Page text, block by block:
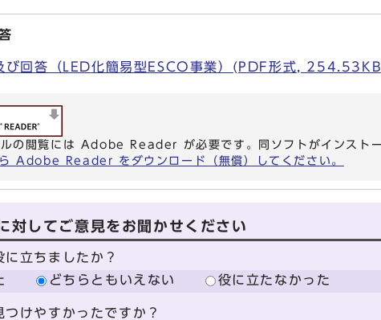
び回答（LED化簡易型ESCO事業）(PDF形式,
の閲覧には Adobe Reader が必要です。同ソフトがインスト
Adobe Reader をダウンロード（無償）してください。
対してご意見をお聞かせください
に立ちましたか？
どちらともいえない 役に立たなかった
つけやすかったですか？